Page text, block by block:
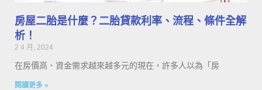
房屋二胎是什麼？二胎貸款利率、流程、條件全解
析！
2 4 月, 2024
在房價高、資金需求越來越多元的現在，許多人以為「房
閱讀更多 »